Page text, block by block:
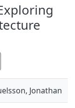
Jonathan